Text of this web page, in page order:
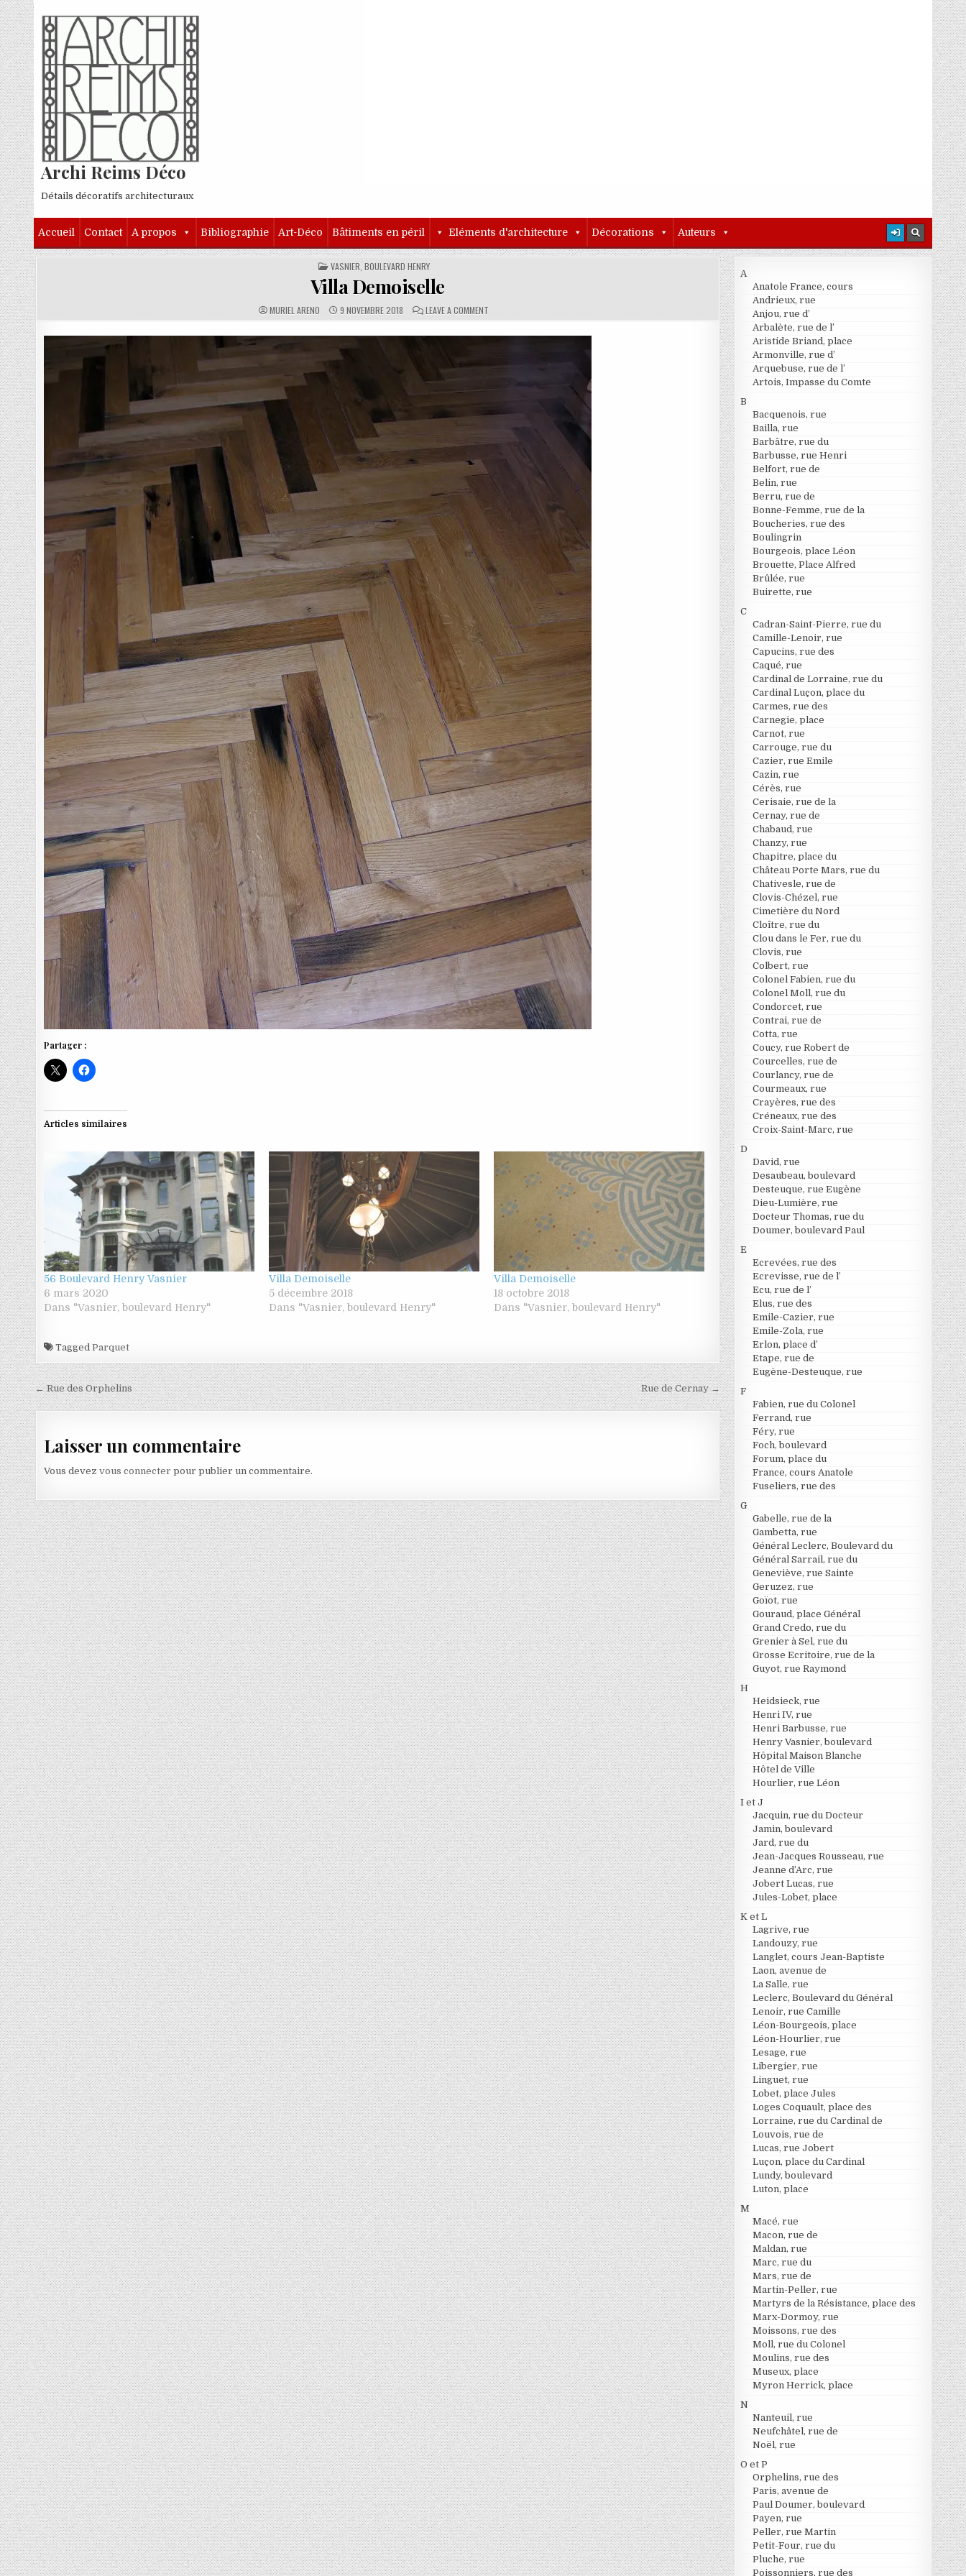
Skip to content
Archi Reims Déco
Détails décoratifs architecturaux
Accueil Contact A propos Bibliographie Art-Déco Bâtiments en péril Eléments d'architecture Décorations Auteurs
POSTED IN
VASNIER, BOULEVARD HENRY
Villa Demoiselle
AUTHOR:
MURIEL ARENO PUBLISHED DATE:
9 NOVEMBRE 2018 COMMENTS:
LEAVE A COMMENT
Partager :
Articles similaires
56 Boulevard Henry Vasnier
6 mars 2020
Dans "Vasnier, boulevard Henry"
Villa Demoiselle
5 décembre 2018
Dans "Vasnier, boulevard Henry"
Villa Demoiselle
18 octobre 2018
Dans "Vasnier, boulevard Henry"
TaggedParquet
Navigation de l’article Rue de Cernay →
← Rue des Orphelins
Laisser un commentaire
Vous devezvous connecter pour publier un commentaire.
A
Anatole France, cours
Andrieux, rue
Anjou, rue d’
Arbalète, rue de l’
Aristide Briand, place
Armonville, rue d’
Arquebuse, rue de l’
Artois, Impasse du Comte
B
Bacquenois, rue
Bailla, rue
Barbâtre, rue du
Barbusse, rue Henri
Belfort, rue de
Belin, rue
Berru, rue de
Bonne-Femme, rue de la
Boucheries, rue des
Boulingrin
Bourgeois, place Léon
Brouette, Place Alfred
Brûlée, rue
Buirette, rue
C
Cadran-Saint-Pierre, rue du
Camille-Lenoir, rue
Capucins, rue des
Caqué, rue
Cardinal de Lorraine, rue du
Cardinal Luçon, place du
Carmes, rue des
Carnegie, place
Carnot, rue
Carrouge, rue du
Cazier, rue Emile
Cazin, rue
Cérès, rue
Cerisaie, rue de la
Cernay, rue de
Chabaud, rue
Chanzy, rue
Chapitre, place du
Château Porte Mars, rue du
Chativesle, rue de
Clovis-Chézel, rue
Cimetière du Nord
Cloître, rue du
Clou dans le Fer, rue du
Clovis, rue
Colbert, rue
Colonel Fabien, rue du
Colonel Moll, rue du
Condorcet, rue
Contrai, rue de
Cotta, rue
Coucy, rue Robert de
Courcelles, rue de
Courlancy, rue de
Courmeaux, rue
Crayères, rue des
Créneaux, rue des
Croix-Saint-Marc, rue
D
David, rue
Desaubeau, boulevard
Desteuque, rue Eugène
Dieu-Lumière, rue
Docteur Thomas, rue du
Doumer, boulevard Paul
E
Ecrevées, rue des
Ecrevisse, rue de l’
Ecu, rue de l’
Elus, rue des
Emile-Cazier, rue
Emile-Zola, rue
Erlon, place d’
Etape, rue de
Eugène-Desteuque, rue
F
Fabien, rue du Colonel
Ferrand, rue
Féry, rue
Foch, boulevard
Forum, place du
France, cours Anatole
Fuseliers, rue des
G
Gabelle, rue de la
Gambetta, rue
Général Leclerc, Boulevard du
Général Sarrail, rue du
Geneviève, rue Sainte
Geruzez, rue
Goïot, rue
Gouraud, place Général
Grand Credo, rue du
Grenier à Sel, rue du
Grosse Ecritoire, rue de la
Guyot, rue Raymond
H
Heidsieck, rue
Henri IV, rue
Henri Barbusse, rue
Henry Vasnier, boulevard
Hôpital Maison Blanche
Hôtel de Ville
Hourlier, rue Léon
I et J
Jacquin, rue du Docteur
Jamin, boulevard
Jard, rue du
Jean-Jacques Rousseau, rue
Jeanne d’Arc, rue
Jobert Lucas, rue
Jules-Lobet, place
K et L
Lagrive, rue
Landouzy, rue
Langlet, cours Jean-Baptiste
Laon, avenue de
La Salle, rue
Leclerc, Boulevard du Général
Lenoir, rue Camille
Léon-Bourgeois, place
Léon-Hourlier, rue
Lesage, rue
Libergier, rue
Linguet, rue
Lobet, place Jules
Loges Coquault, place des
Lorraine, rue du Cardinal de
Louvois, rue de
Lucas, rue Jobert
Luçon, place du Cardinal
Lundy, boulevard
Luton, place
M
Macé, rue
Macon, rue de
Maldan, rue
Marc, rue du
Mars, rue de
Martin-Peller, rue
Martyrs de la Résistance, place des
Marx-Dormoy, rue
Moissons, rue des
Moll, rue du Colonel
Moulins, rue des
Museux, place
Myron Herrick, place
N
Nanteuil, rue
Neufchâtel, rue de
Noël, rue
O et P
Orphelins, rue des
Paris, avenue de
Paul Doumer, boulevard
Payen, rue
Peller, rue Martin
Petit-Four, rue du
Pluche, rue
Poissonniers, rue des